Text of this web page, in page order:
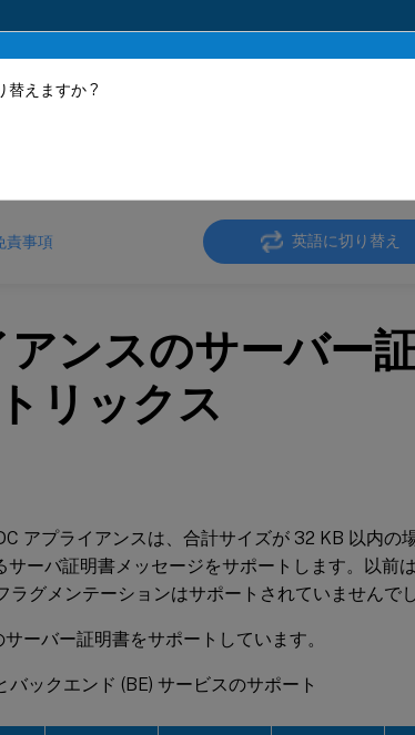
。
責事項 英語に切り替え
ンスのサーバー
リックス
アプライアンスは、合計サイズが 32 KB 以内の
ーバ証明書メッセージをサポートします。以前
ラグメンテーションはサポートされていませんでし
ーバー証明書をサポートしています。
バックエンド (BE) サービスのサポート
替えますか ?